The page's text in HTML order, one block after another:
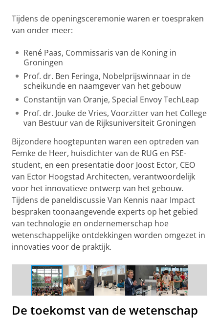
Tijdens de openingsceremonie waren er toespraken
van onder meer:
René Paas, Commissaris van de Koning in
Groningen
Prof. dr. Ben Feringa, Nobelprijswinnaar in de
scheikunde en naamgever van het gebouw
Constantijn van Oranje, Special Envoy TechLeap
Prof. dr. Jouke de Vries, Voorzitter van het College
van Bestuur van de Rijksuniversiteit Groningen
Bijzondere hoogtepunten waren een optreden van
Femke de Heer, huisdichter van de RUG en FSE-
student, en een presentatie door Joost Ector, CEO
van Ector Hoogstad Architecten, verantwoordelijk
voor het innovatieve ontwerp van het gebouw.
Tijdens de paneldiscussie Van Kennis naar Impact
bespraken toonaangevende experts op het gebied
van technologie en ondernemerschap hoe
wetenschappelijke ontdekkingen worden omgezet in
innovaties voor de praktijk.
De toekomst van de wetenschap